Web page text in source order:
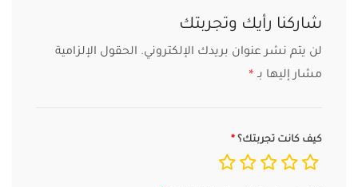
شاركنا رأيك وتجربتك
لن يتم نشر عنوان بريدك الإلكتروني. الحقول الإلزامية
مشار إليها بـ *
كيف كانت تجربتك؟